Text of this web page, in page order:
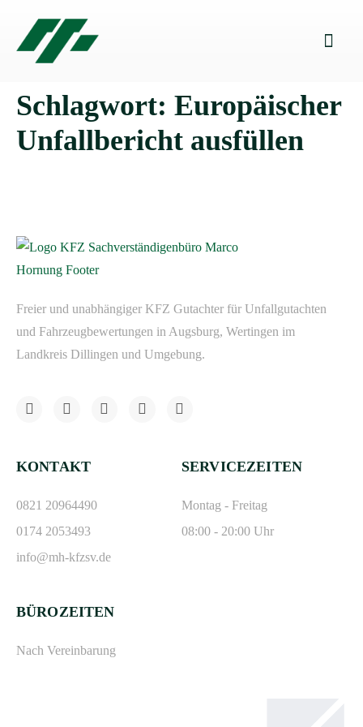
Schlagwort: Europäischer
Unfallbericht ausfüllen
Freier und unabhängiger KFZ Gutachter für Unfallgutachten
und Fahrzeugbewertungen in Augsburg, Wertingen im
Landkreis Dillingen und Umgebung.
KONTAKT
0821 20964490
0174 2053493
info@mh-kfzsv.de
SERVICEZEITEN
Montag - Freitag
08:00 - 20:00 Uhr
BÜROZEITEN
Nach Vereinbarung